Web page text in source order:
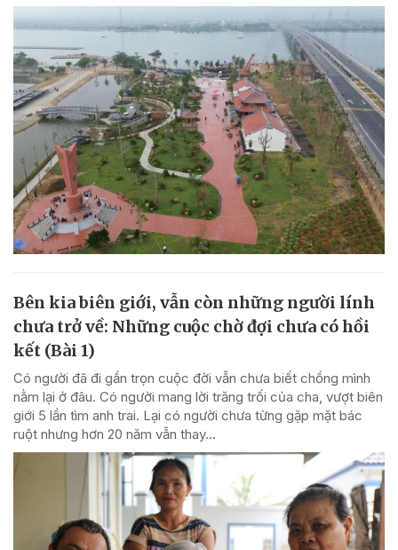
Bên kia biên giới, vẫn còn những người lính
chưa trở về: Những cuộc chờ đợi chưa có hồi
kết (Bài 1)
Có người đã đi gần trọn cuộc đời vẫn chưa biết chồng mình
nằm lại ở đâu. Có người mang lời trăng trối của cha, vượt biên
giới 5 lần tìm anh trai. Lại có người chưa từng gặp mặt bác
ruột nhưng hơn 20 năm vẫn thay...